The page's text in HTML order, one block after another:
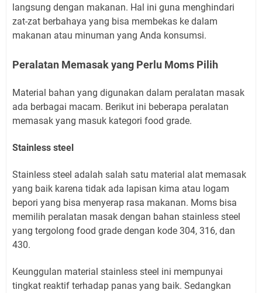
langsung dengan makanan. Hal ini guna menghindari
zat-zat berbahaya yang bisa membekas ke dalam
makanan atau minuman yang Anda konsumsi.
Peralatan Memasak yang Perlu Moms Pilih
Material bahan yang digunakan dalam peralatan masak
ada berbagai macam. Berikut ini beberapa peralatan
memasak yang masuk kategori food grade.
Stainless steel
Stainless steel adalah salah satu material alat memasak
yang baik karena tidak ada lapisan kima atau logam
bepori yang bisa menyerap rasa makanan. Moms bisa
memilih peralatan masak dengan bahan stainless steel
yang tergolong food grade dengan kode 304, 316, dan
430.
Keunggulan material stainless steel ini mempunyai
tingkat reaktif terhadap panas yang baik. Sedangkan